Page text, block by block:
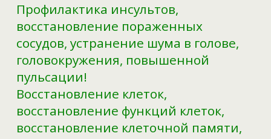
Профилактика инсультов,
восстановление пораженных
сосудов, устранение шума в голове,
головокружения, повышенной
пульсации!
Восстановление клеток,
восстановление функций клеток,
восстановление клеточной памяти,